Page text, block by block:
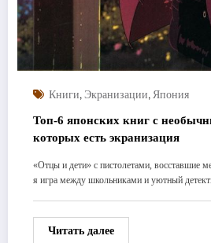
Книги, Экранизации, Япония
Топ-6 японских книг с
которых есть экранизация
«Отцы и дети» с пистолетами, восставшие
я игра между школьниками и уютный
Читать далее